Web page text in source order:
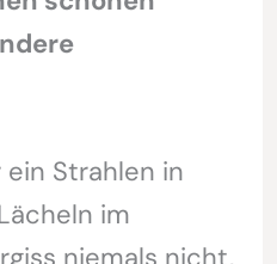
Strahlen in
im